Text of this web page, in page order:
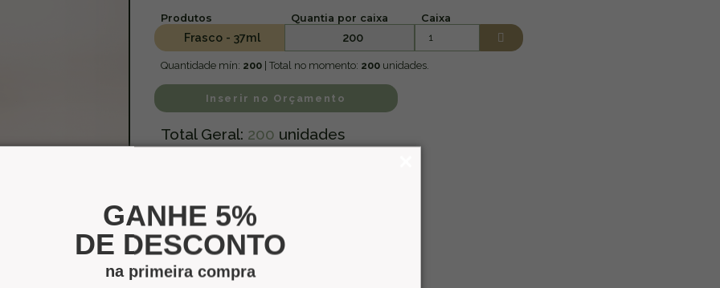
GANHE 5%
DE DESCONTO
na primeira compra
Produtos Quantia por caixa Caixa
Frasco - 37ml 200
Quantidade mín: 200| Total no momento: 200unidades.
Inserir no Orçamento
Total Geral: 200 unidades